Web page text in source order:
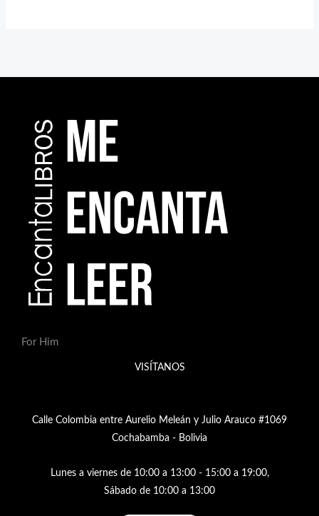
For Him
VISÍTANOS
Calle Colombia entre Aurelio Meleán y Julio Arauco #1069
Cochabamba - Bolivia
Lunes a viernes de 10:00 a 13:00 - 15:00 a 19:00,
Sábado de 10:00 a 13:00